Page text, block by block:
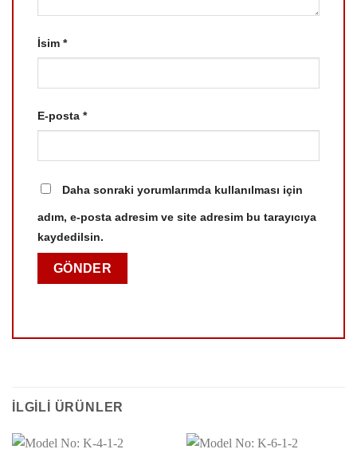
İsim *
E-posta *
Daha sonraki yorumlarımda kullanılması için
adım, e-posta adresim ve site adresim bu tarayıcıya
kaydedilsin.
İLGILI ÜRÜNLER